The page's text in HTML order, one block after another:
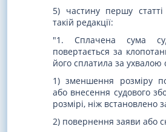
5) частину першу
такій редакції:
"1. Сплачена сума
повертається за
його сплатила за ухвалою
1) зменшення розміру
або внесення судового
розмірі, ніж встановлено
2) повернення заяви або